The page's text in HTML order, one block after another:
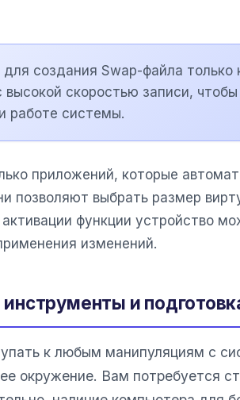
создания Swap-файла только
высокой скоростью записи,
работе системы.
приложений, которые
позволяют выбрать размер
функции устройство
изменений.
и
к любым манипуляциям с
окружение. Вам потребуется